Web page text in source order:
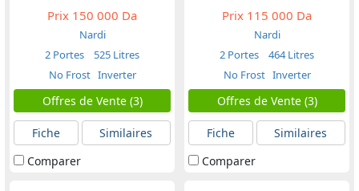
Prix 150 000 Da
Nardi
2 Portes
525 Litres
No Frost Inverter
Offres de Vente (3)
Fiche
Similaires
Comparer
Prix 115 000 Da
Nardi
2 Portes
464 Litres
No Frost Inverter
Offres de Vente (3)
Fiche
Similaires
Comparer